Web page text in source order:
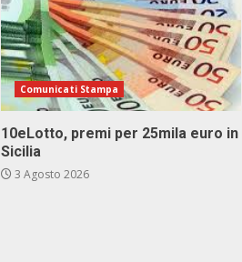
Comunicati Stampa
10eLotto, premi per 25mila euro in
Sicilia
3 Agosto 2026